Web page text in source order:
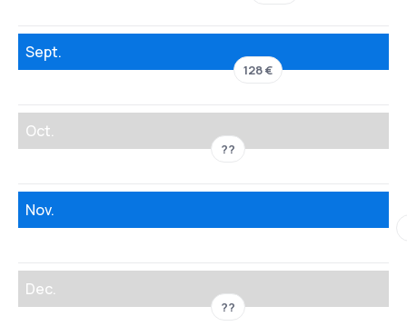
Sept.
128 €
Oct.
??
Nov.
Dec.
??